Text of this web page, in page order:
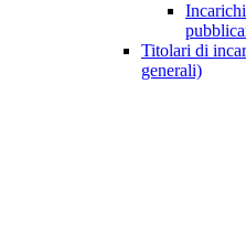
Titolari di
generali)